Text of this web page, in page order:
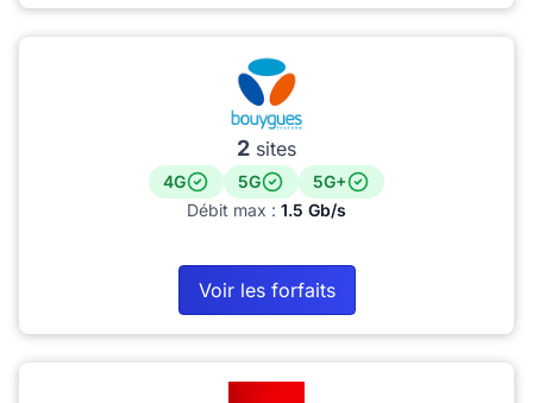
2 sites
4G 5G
5G+
Débit max : 1.5 Gb/s
Voir les forfaits